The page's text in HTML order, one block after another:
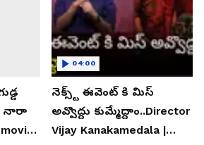
నారా
|
నెక్స్ట్ ఈవెంట్ కి మిస్
అవ్వొద్దు కుమ్మేద్దాం..Director
Vijay Kanakamedala |
04:00